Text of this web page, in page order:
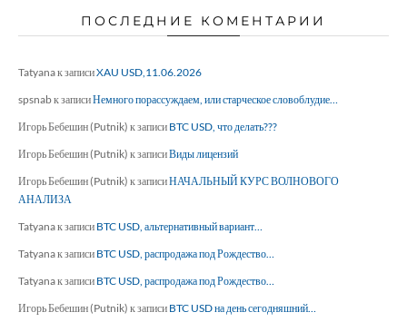
ПОСЛЕДНИЕ КОМЕНТАРИИ
Tatyanaк записиXAU USD,11.06.2026
spsnabк записиНемного порассуждаем, или старческое словоблудие…
Игорь Бебешин (Putnik) к записи BTC USD, что делать???
Игорь Бебешин (Putnik) к записиВиды лицензий
Игорь Бебешин (Putnik) к записиНАЧАЛЬНЫЙ КУРС ВОЛНОВОГО
АНАЛИЗА
Tatyanaк записи BTC USD, альтернативный вариант…
Tatyanaк записи BTC USD, распродажа под Рождество…
Tatyanaк записи BTC USD, распродажа под Рождество…
Игорь Бебешин (Putnik) к записи BTC USD на день сегодняшний…